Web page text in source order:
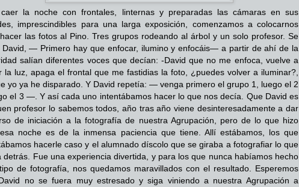
la noche con frontales, linternas y preparadas las cámaras en sus
imprescindibles para una larga exposición, comenzamos a colocarnos
las fotos al Pino. Tres grupos rodeando al árbol y un solo profesor. Se
— Primero hay que enfocar, ilumino y enfocáis— a partir de ahí de la
salían diferentes voces que decían: -David que no me enfoca, vuelve a
la luz, apaga el frontal que me fastidias la foto, ¿puedes volver a iluminar?,
yo ya he disparado. Y David repetía: — venga primero el grupo 1, luego el 2
el 3 —. Y así cada uno intentábamos hacer lo que nos decía. Que David es
profesor lo sabemos todos, año tras año viene desinteresadamente a dar
de iniciación a la fotografía de nuestra Agrupación, pero de lo que hizo
noche es de la inmensa paciencia que tiene. Allí estábamos, los que
hacerle caso y el alumnado díscolo que se giraba a fotografiar lo que
detrás. Fue una experiencia divertida, y para los que nunca habíamos hecho
de fotografía, nos quedamos maravillados con el resultado. Esperemos
no se fuera muy estresado y siga viniendo a nuestra Agrupación a